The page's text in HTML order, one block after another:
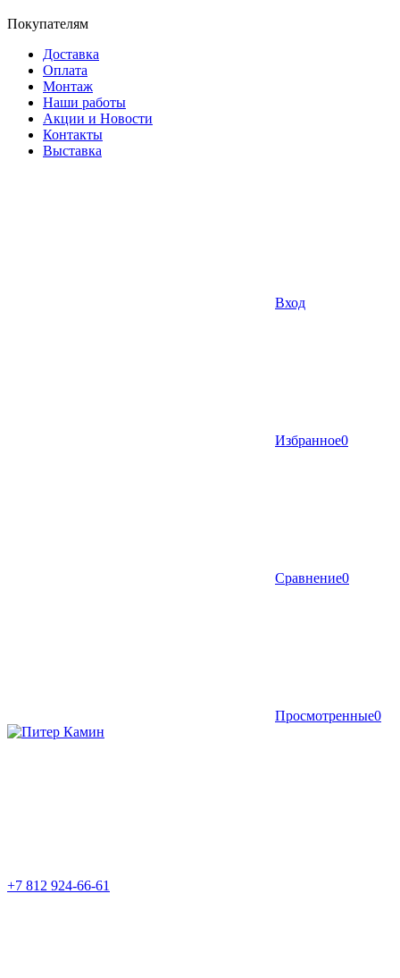
Покупателям
Доставка
Оплата
Монтаж
Наши работы
Акции и Новости
Контакты
Выставка
Вход
Избранное0
Сравнение0
Просмотренные0
+7 812 924-66-61